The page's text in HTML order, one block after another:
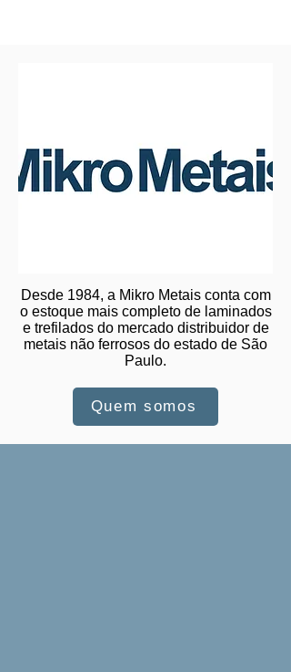
Desde 1984, a Mikro Metais conta com
o estoque mais completo de laminados
e trefilados do mercado distribuidor de
metais não ferrosos do estado de São
Paulo.
Quem somos